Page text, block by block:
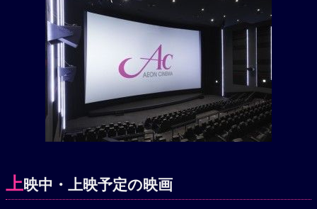
上映中・上映予定の映画